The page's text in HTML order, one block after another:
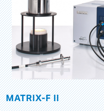
MATRIX-F II